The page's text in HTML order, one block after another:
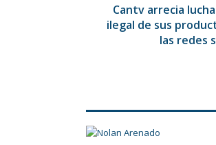
productosCantv arrecia
ilegal de sus
las redes